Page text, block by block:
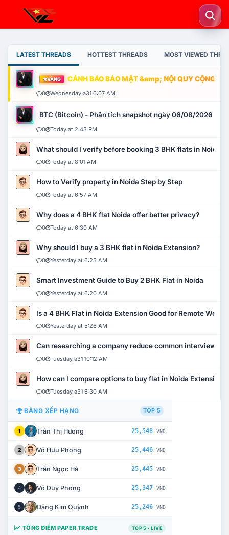
LATEST THREADS HOTTEST THREADS MOST VIEWED
VÀNG CẢNH BÁO BẢO MẬT &amp; NỘI QUY CỘNG
0 Wednesday a31 6:07 AM
BTC (Bitcoin) - Phân tích snapshot ngày 06/08/2026
0 Today at 2:43 PM
What should I verify before booking 3 BHK flats in Noida?
0 Today at 8:01 AM
How to Verify property in Noida Step by Step
0 Today at 6:57 AM
Why does a 4 BHK flat Noida offer better privacy?
0 Today at 6:30 AM
Why should I buy a 3 BHK flat in Noida Extension?
0 Yesterday at 6:25 AM
Smart Investment Guide to Buy 2 BHK Flat in Noida
0 Yesterday at 6:20 AM
Is a 4 BHK Flat in Noida Extension Good for Remote Work?
0 Yesterday at 5:26 AM
Can researching a company reduce common interview
0 Tuesday a31 10:12 AM
How can I compare options to buy flat in Noida Extension?
0 Tuesday a31 6:30 AM
BẢNG XẾP HẠNG TOP 5
1 Trần Thị Hương 25,548 VNĐ
2 Võ Hữu Phong 25,446 VNĐ
3 Trần Ngọc Hà 25,445 VNĐ
4 Võ Duy Phong 25,347 VNĐ
5 Đặng Kim Quỳnh 25,246 VNĐ
TỔNG ĐIỂM PAPER TRADE TOP 5 · LIVE